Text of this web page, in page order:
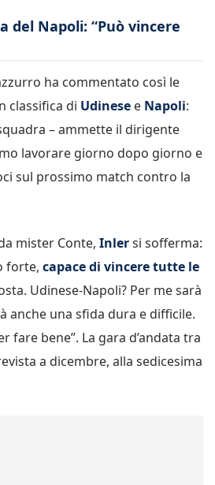
del Napoli: “Può vincere
ha commentato così le
classifica di Udinese e Napoli:
– ammette il dirigente
lavorare giorno dopo giorno e
sul prossimo match contro la
mister Conte, Inlersi sofferma:
forte, capace di vincere tutte le
Udinese-Napoli? Per me sarà
anche una sfida dura e difficile.
fare bene”. La gara d’andata tra
a dicembre, alla sedicesima